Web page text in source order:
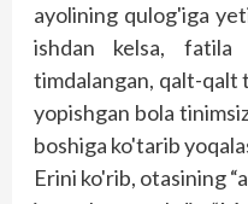
ayolining qulog'iga
ishdan kelsa, fatila
timdalangan, qalt-qalt
yopishgan bola
boshiga ko'tarib
Erini ko'rib, otasining